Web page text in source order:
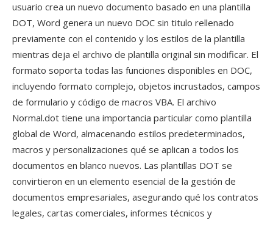
usuario crea un nuevo documento basado en una plantilla
DOT, Word genera un nuevo DOC sin titulo rellenado
previamente con el contenido y los estilos de la plantilla
mientras deja el archivo de plantilla original sin modificar. El
formato soporta todas las funciones disponibles en DOC,
incluyendo formato complejo, objetos incrustados, campos
de formulario y código de macros VBA. El archivo
Normal.dot tiene una importancia particular como plantilla
global de Word, almacenando estilos predeterminados,
macros y personalizaciones qué se aplican a todos los
documentos en blanco nuevos. Las plantillas DOT se
convirtieron en un elemento esencial de la gestión de
documentos empresariales, asegurando qué los contratos
legales, cartas comerciales, informes técnicos y